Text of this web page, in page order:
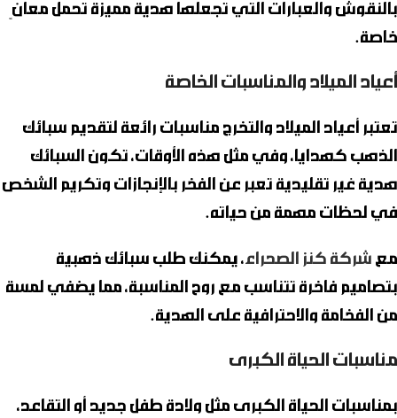
بالنقوش والعبارات التي تجعلها هدية مميزة تحمل معانٍ
خاصة.
أعياد الميلاد والمناسبات الخاصة
تعتبر أعياد الميلاد والتخرج مناسبات رائعة لتقديم سبائك
الذهب كهدايا، وفي مثل هذه الأوقات، تكون السبائك
هدية غير تقليدية تعبر عن الفخر بالإنجازات وتكريم الشخص
في لحظات مهمة من حياته.
مع شركة كنز الصحراء، يمكنك طلب سبائك ذهبية
بتصاميم فاخرة تتناسب مع روح المناسبة، مما يضفي لمسة
من الفخامة والاحترافية على الهدية.
مناسبات الحياة الكبرى
بمناسبات الحياة الكبرى مثل ولادة طفل جديد أو التقاعد،